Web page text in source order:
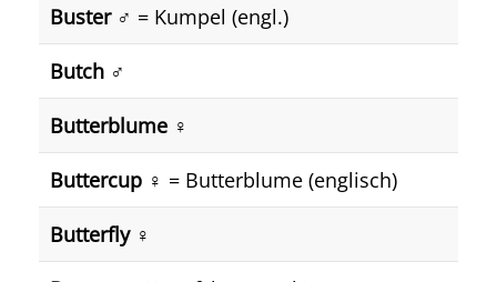
Buster♂️ = Kumpel (engl.)
Butch ♂️
Butterblume ♀️
Buttercup ♀️ = Butterblume (englisch)
Butterfly ♀️